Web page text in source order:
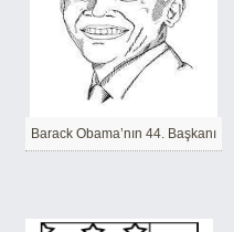
Barack Obama’nın 44. Başkanı